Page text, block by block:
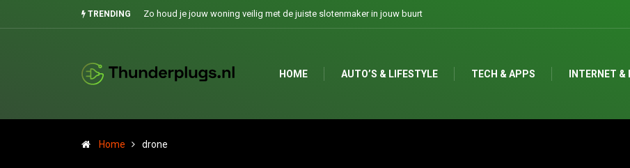
TRENDING Zo houd je jouw woning veilig met de juiste slotenmaker in jouw buurt
HOME AUTO’S & LIFESTYLE TECH & APPS INTERNET &
Home drone